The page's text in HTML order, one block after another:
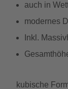
auch in
modernes
Inkl.
kubische